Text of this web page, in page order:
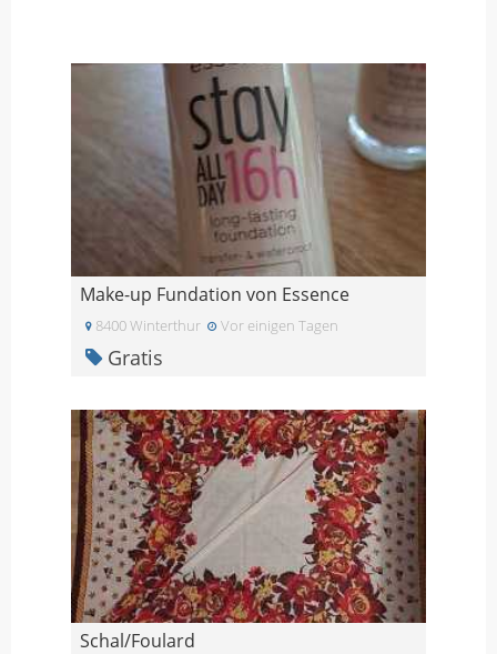
Make-up Fundation von Essence
8400 Winterthur Vor einigen Tagen
Gratis
Schal/Foulard